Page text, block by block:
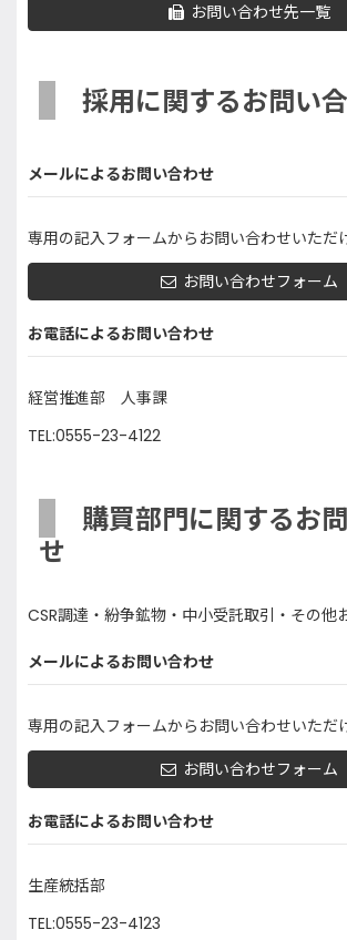
お問い合わせ先一覧
採用に関するお問い
メールによるお問い合わせ
専用の記入フォームからお問い合わせいただ
お問い合わせフォーム
お電話によるお問い合わせ
経営推進部 人事課
TEL:0555-23-4122
購買部門に関するお
せ
CSR調達・紛争鉱物・中小受託取引・その他
メールによるお問い合わせ
専用の記入フォームからお問い合わせいただ
お問い合わせフォーム
お電話によるお問い合わせ
生産統括部
TEL:0555-23-4123